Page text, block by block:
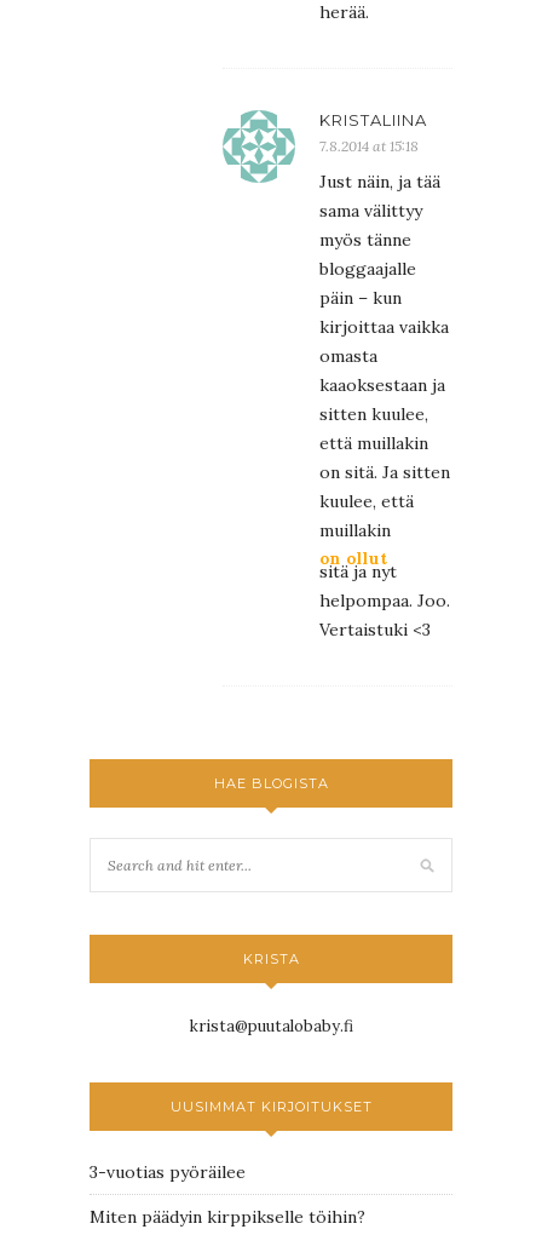
herää.
KRISTALIINA
7.8.2014 at 15:18
Just näin, ja tää
sama välittyy
myös tänne
bloggaajalle
päin – kun
kirjoittaa vaikka
omasta
kaaoksestaan ja
sitten kuulee,
että muillakin
on sitä. Ja sitten
kuulee, että
muillakin
on ollut
sitä ja nyt
helpompaa. Joo.
Vertaistuki <3
HAE BLOGISTA
KRISTA
krista@puutalobaby.fi
UUSIMMAT KIRJOITUKSET
3-vuotias pyöräilee
Miten päädyin kirppikselle töihin?